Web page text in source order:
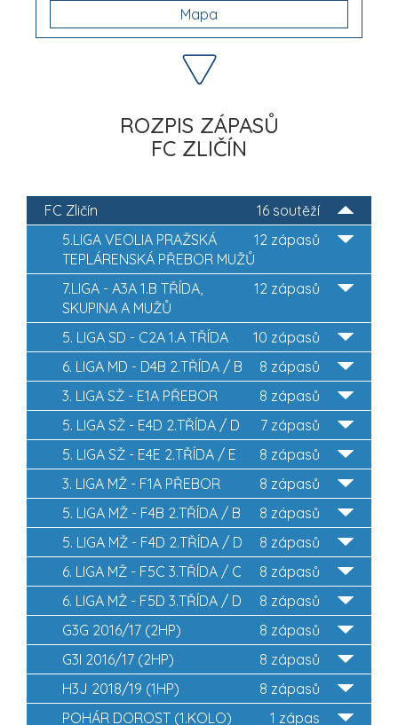
Mapa
ROZPIS ZÁPASŮ
FC ZLIČÍN
16 soutěží
FC Zličín
12 zápasů
5.LIGA VEOLIA PRAŽSKÁ
TEPLÁRENSKÁ PŘEBOR MUŽŮ
12 zápasů
7.LIGA - A3A 1.B TŘÍDA,
SKUPINA A MUŽŮ
10 zápasů
5. LIGA SD - C2A 1.A TŘÍDA
8 zápasů
6. LIGA MD - D4B 2.TŘÍDA / B
8 zápasů
3. LIGA SŽ - E1A PŘEBOR
7 zápasů
5. LIGA SŽ - E4D 2.TŘÍDA / D
8 zápasů
5. LIGA SŽ - E4E 2.TŘÍDA / E
8 zápasů
3. LIGA MŽ - F1A PŘEBOR
8 zápasů
5. LIGA MŽ - F4B 2.TŘÍDA / B
8 zápasů
5. LIGA MŽ - F4D 2.TŘÍDA / D
8 zápasů
6. LIGA MŽ - F5C 3.TŘÍDA / C
8 zápasů
6. LIGA MŽ - F5D 3.TŘÍDA / D
8 zápasů
G3G 2016/17 (2HP)
8 zápasů
G3I 2016/17 (2HP)
8 zápasů
H3J 2018/19 (1HP)
1 zápas
POHÁR DOROST (1.KOLO)